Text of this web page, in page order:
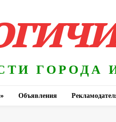
ГОРОДА
Объявления